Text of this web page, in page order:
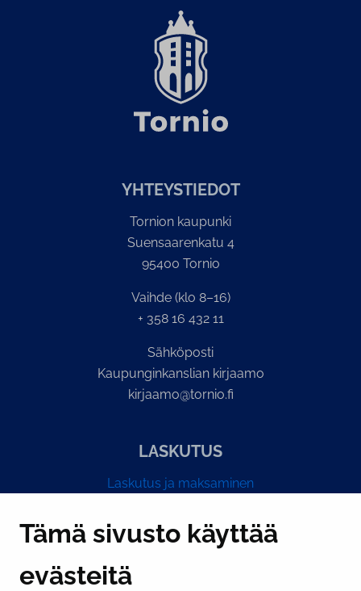
Tämä sivusto käyttää
evästeitä
YH­TEYS­TIE­DOT
Tornion kaupunki
Suensaarenkatu 4
95400 Tornio
Vaihde (klo 8–16)
+ 358 16 432 11
Sähköposti
Kaupunginkanslian kirjaamo
kirjaamo@tornio.fi
LASKUTUS
Laskutus ja maksaminen
PI­KA­LINK­KE­JÄ